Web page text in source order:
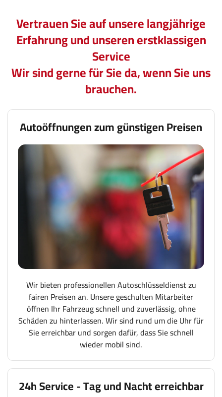
Vertrauen Sie auf unsere langjährige
Erfahrung und unseren erstklassigen
Service
Wir sind gerne für Sie da, wenn Sie uns
brauchen.
Autoöffnungen zum günstigen Preisen
Wir bieten professionellen Autoschlüsseldienst zu
fairen Preisen an. Unsere geschulten Mitarbeiter
öffnen Ihr Fahrzeug schnell und zuverlässig, ohne
Schäden zu hinterlassen. Wir sind rund um die Uhr für
Sie erreichbar und sorgen dafür, dass Sie schnell
wieder mobil sind.
24h Service - Tag und Nacht erreichbar